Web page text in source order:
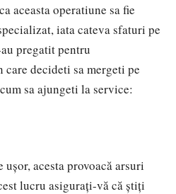
aceasta operatiune sa fie
iata cateva sfaturi pe
pregatit pentru
decideti sa mergeti pe
sa ajungeti la service:
acesta provoacă arsuri
lucru asigurați-vă că știți